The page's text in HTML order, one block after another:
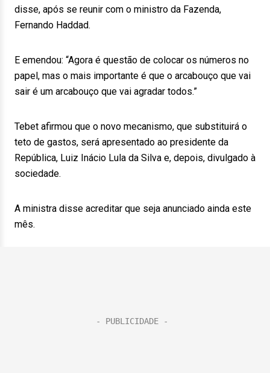
disse, após se reunir com o ministro da Fazenda,
Fernando Haddad.
E emendou: “Agora é questão de colocar os números no
papel, mas o mais importante é que o arcabouço que vai
sair é um arcabouço que vai agradar todos.”
Tebet afirmou que o novo mecanismo, que substituirá o
teto de gastos, será apresentado ao presidente da
República, Luiz Inácio Lula da Silva e, depois, divulgado à
sociedade.
A ministra disse acreditar que seja anunciado ainda este
mês.